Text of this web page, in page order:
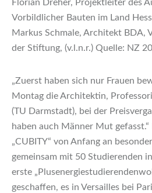
Florian Dreher, Projektleiter des
Vorbildlicher Bauten im Land
Markus Schmale, Architekt BDA,
der Stiftung, (v.l.n.r.) Quelle: NZ
„Zuerst haben sich nur Frauen
Montag die Architektin,
(TU Darmstadt), bei der
haben auch Männer Mut
„CUBITY“ von Anfang an
gemeinsam mit 50 Studierenden
erste
geschaffen, es in Versailles bei